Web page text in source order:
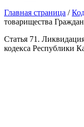
Главная страница /
товарищества
Статья 71.
кодекса Республики